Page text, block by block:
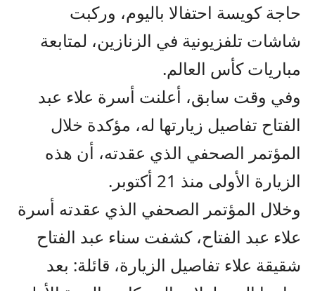
حاجة كويسة احتفالا باليوم، وركبت
شاشات تلفزيونية في الزنازين، لمتابعة
مباريات كأس العالم.
وفي وقت سابق، أعلنت أسرة علاء عبد
الفتاح تفاصيل زيارتها له، مؤكدة خلال
المؤتمر الصحفي الذي عقدته، أن هذه
الزيارة الأولى منذ 21 أكتوبر.
وخلال المؤتمر الصحفي الذي عقدته أسرة
علاء عبد الفتاح، كشفت سناء عبد الفتاح
شقيقة علاء تفاصيل الزيارة، قائلة: بعد